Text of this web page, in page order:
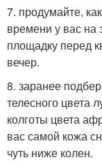
7. продумайте,
времени у вас на
площадку перед
вечер.
8. заранее
телесного цвета
колготы цвета
вас самой кожа
чуть ниже колен.